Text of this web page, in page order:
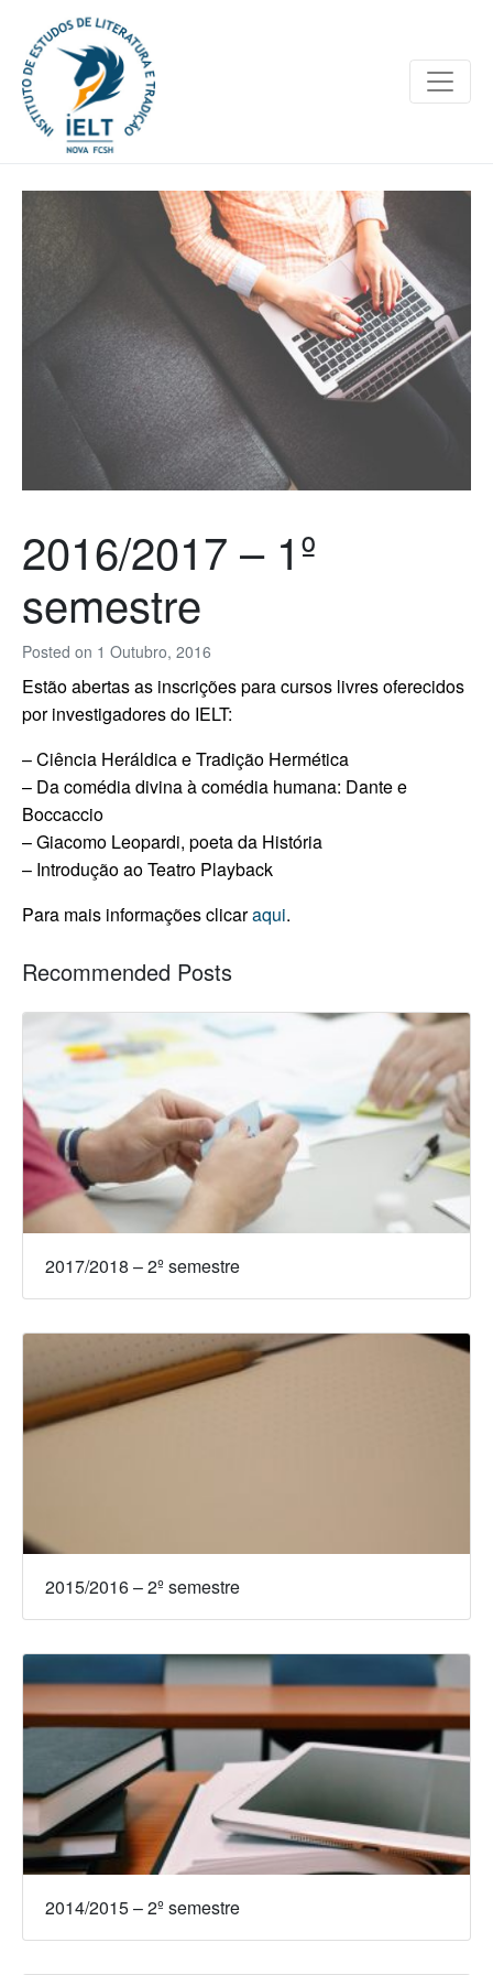
Posted on 1 Outubro, 2016
2016/2017 – 1º
semestre
Estão abertas as inscrições para cursos livres oferecidos
por investigadores do IELT:
– Ciência Heráldica e Tradição Hermética
– Da comédia divina à comédia humana: Dante e
Boccaccio
– Giacomo Leopardi, poeta da História
– Introdução ao Teatro Playback
Para mais informações clicaraqui.
Recommended Posts
2017/2018 – 2º semestre
2015/2016 – 2º semestre
2014/2015 – 2º semestre